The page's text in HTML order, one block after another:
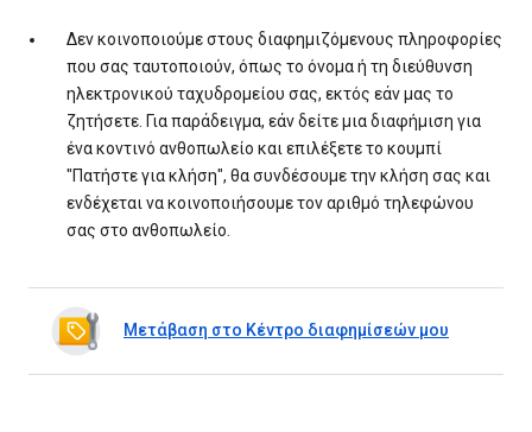
Δεν κοινοποιούμε στους διαφημιζόμενους πληροφορίες
που σας ταυτοποιούν, όπως το όνομα ή τη διεύθυνση
ηλεκτρονικού ταχυδρομείου σας, εκτός εάν μας το
ζητήσετε. Για παράδειγμα, εάν δείτε μια διαφήμιση για
ένα κοντινό ανθοπωλείο και επιλέξετε το κουμπί
"Πατήστε για κλήση", θα συνδέσουμε την κλήση σας και
ενδέχεται να κοινοποιήσουμε τον αριθμό τηλεφώνου
σας στο ανθοπωλείο.
Μετάβαση στο Κέντρο διαφημίσεών μου